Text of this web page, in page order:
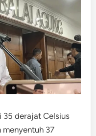
35 derajat Celsius
menyentuh 37